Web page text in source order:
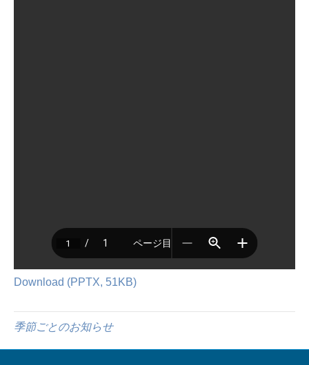
Download (PPTX, 51KB)
季節ごとのお知らせ